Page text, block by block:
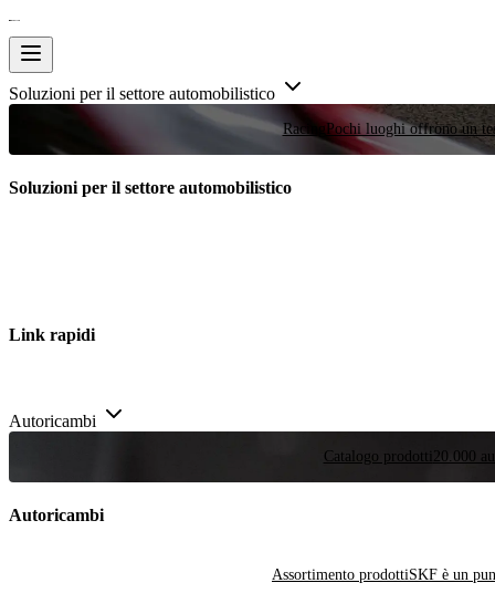
Soluzioni per il settore automobilistico
RacingPochi luoghi offrono un
Soluzioni per il settore automobilistico
Link rapidi
Autoricambi
Catalogo prodotti 20.000
Autoricambi
Assortimento prodottiSKF è un